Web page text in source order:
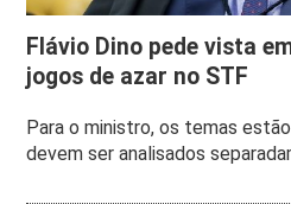
Flávio Dino pede vista
jogos de azar no STF
Para o ministro, os temas
devem ser analisados